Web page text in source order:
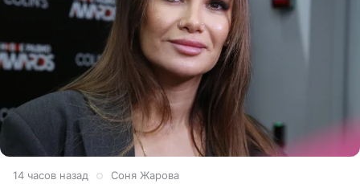
14 часов назад Соня Жарова